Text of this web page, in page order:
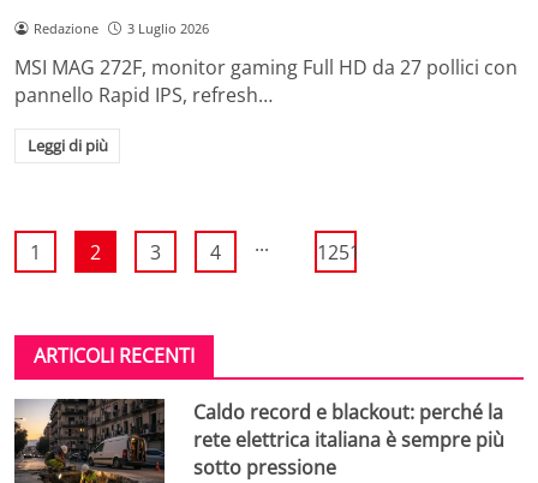
Redazione 3 Luglio 2026
MSI MAG 272F, monitor gaming Full HD da 27 pollici con
pannello Rapid IPS, refresh…
Leggi di più
1 2 3 4 ... 1251
ARTICOLI RECENTI
Caldo record e blackout: perché la
rete elettrica italiana è sempre più
sotto pressione